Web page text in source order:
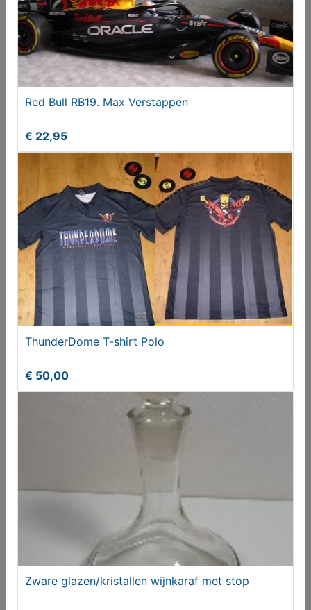
ART DÉCO DIENBLAD
Koffiepot, koper en roodkoperen bodem.
Red Bull RB19. Max Verstappen
€ 22,95
ThunderDome T-shirt Polo
€ 50,00
Zware glazen/kristallen wijnkaraf met stop